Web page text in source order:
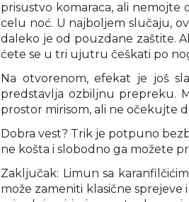
prisustvo komaraca, ali
celu noć. U najboljem slučaju,
daleko je od pouzdane zaštite.
ćete se u tri ujutru češkati po
Na otvorenom, efekat je još
predstavlja ozbiljnu prepreku.
prostor mirisom, ali ne očekujte
Dobra vest? Trik je potpuno
ne košta i slobodno ga možete
Zaključak: Limun sa
može zameniti klasične